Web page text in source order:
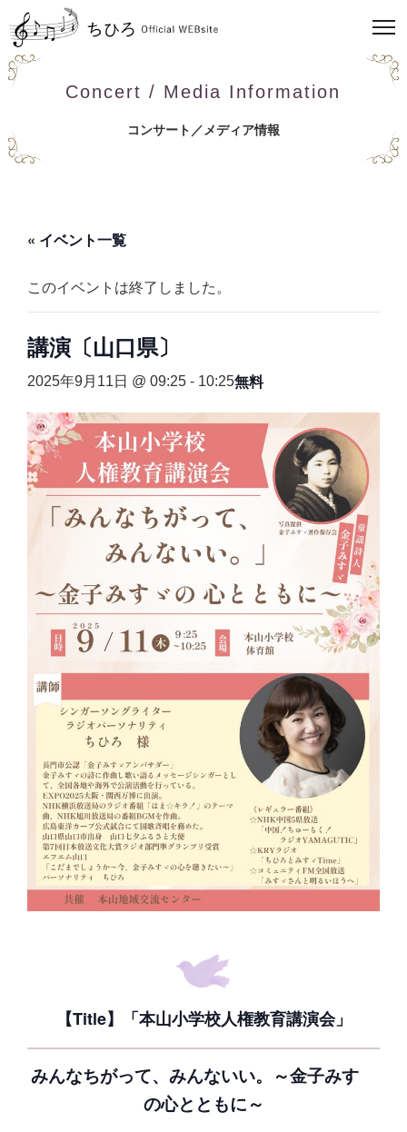
Concert / Media Information
コンサート／メディア情報
« イベント一覧
このイベントは終了しました。
講演〔山口県〕
2025年9月11日 @ 09:25 - 10:25無料
【Title】「本山小学校人権教育講演会」
みんなちがって、みんないい。～金子みすゞ
の心とともに～